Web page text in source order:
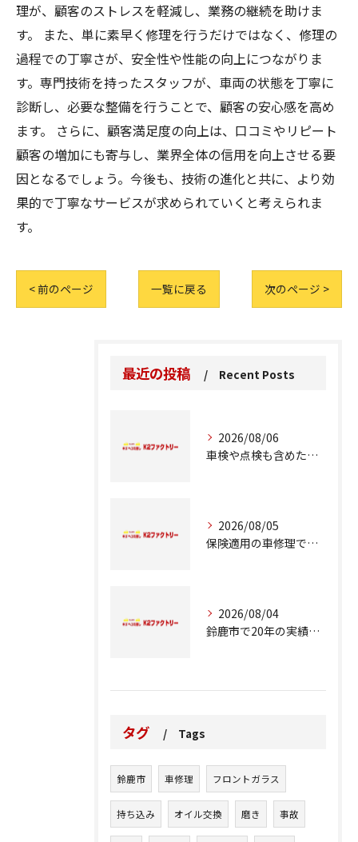
理が、顧客のストレスを軽減し、業務の継続を助けま
す。 また、単に素早く修理を行うだけではなく、修理の
過程での丁寧さが、安全性や性能の向上につながりま
す。専門技術を持ったスタッフが、車両の状態を丁寧に
診断し、必要な整備を行うことで、顧客の安心感を高め
ます。 さらに、顧客満足度の向上は、口コミやリピート
顧客の増加にも寄与し、業界全体の信用を向上させる要
因となるでしょう。今後も、技術の進化と共に、より効
果的で丁寧なサービスが求められていくと考えられま
す。
< 前のページ 一覧に戻る 次のページ >
最近の投稿 Recent Posts
2026/08/06
車検や点検も含めた車修理の重要ポイント解説
2026/08/05
保険適用の車修理で知っておくべきポイント
2026/08/04
鈴鹿市で20年の実績が語る車修理のこだわり
タグ Tags
鈴鹿市 車修理 フロントガラス
持ち込み オイル交換 磨き 事故